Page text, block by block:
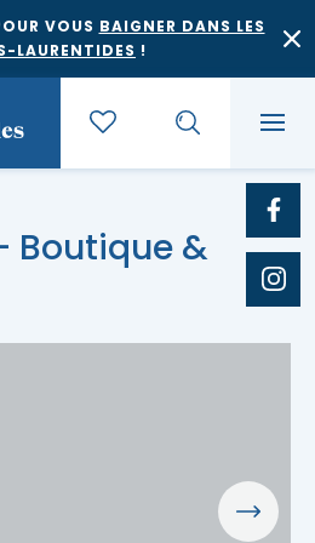
VOUS BAIGNER DANS LES
LAURENTIDES !
Boutique &